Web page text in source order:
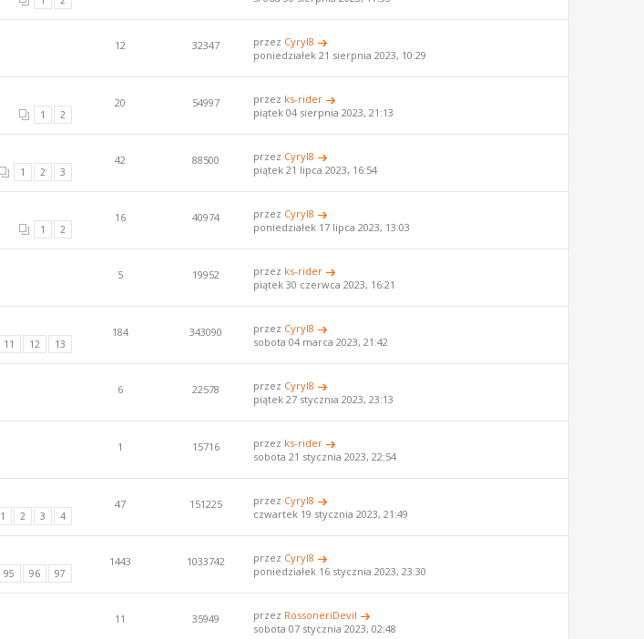
12 32347 przez Cyryl8
poniedziałek 21 sierpnia 2023, 10:29
1 2
20 54997 przez ks-rider
piątek 04 sierpnia 2023, 21:13
1 2 3
42 88500 przez Cyryl8
piątek 21 lipca 2023, 16:54
1 2
16 40974 przez Cyryl8
poniedziałek 17 lipca 2023, 13:03
5 19952 przez ks-rider
piątek 30 czerwca 2023, 16:21
11 12 13
184 343090 przez Cyryl8
sobota 04 marca 2023, 21:42
6 22578 przez Cyryl8
piątek 27 stycznia 2023, 23:13
1 15716 przez ks-rider
sobota 21 stycznia 2023, 22:54
1 2 3 4
47 151225 przez Cyryl8
czwartek 19 stycznia 2023, 21:49
95 96 97
1443 1033742 przez Cyryl8
poniedziałek 16 stycznia 2023, 23:30
11 35949 przez RossoneriDevil
sobota 07 stycznia 2023, 02:48